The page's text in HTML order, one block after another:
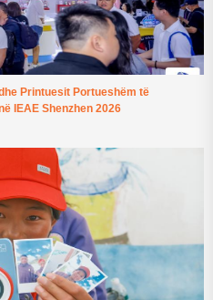
Printuesit Portueshëm të
IEAE Shenzhen 2026